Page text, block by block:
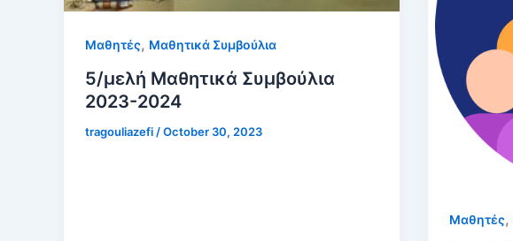
Μαθητές, Μαθητικά Συμβούλια
5/μελή Μαθητικά Συμβούλια
2023-2024
tragouliazefi /October 30, 2023
Μαθητές,